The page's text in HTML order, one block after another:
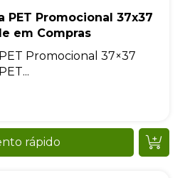
PET Promocional 37x37
em Compras
Promocional 37×37
rápido